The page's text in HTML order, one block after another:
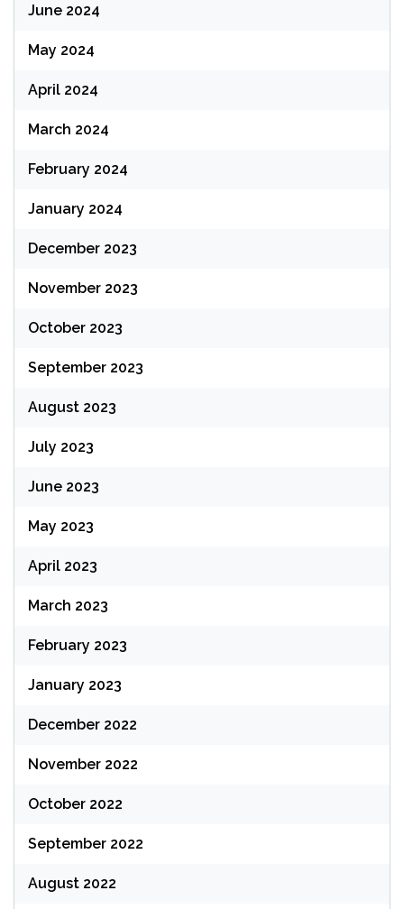
June 2024
May 2024
April 2024
March 2024
February 2024
January 2024
December 2023
November 2023
October 2023
September 2023
August 2023
July 2023
June 2023
May 2023
April 2023
March 2023
February 2023
January 2023
December 2022
November 2022
October 2022
September 2022
August 2022